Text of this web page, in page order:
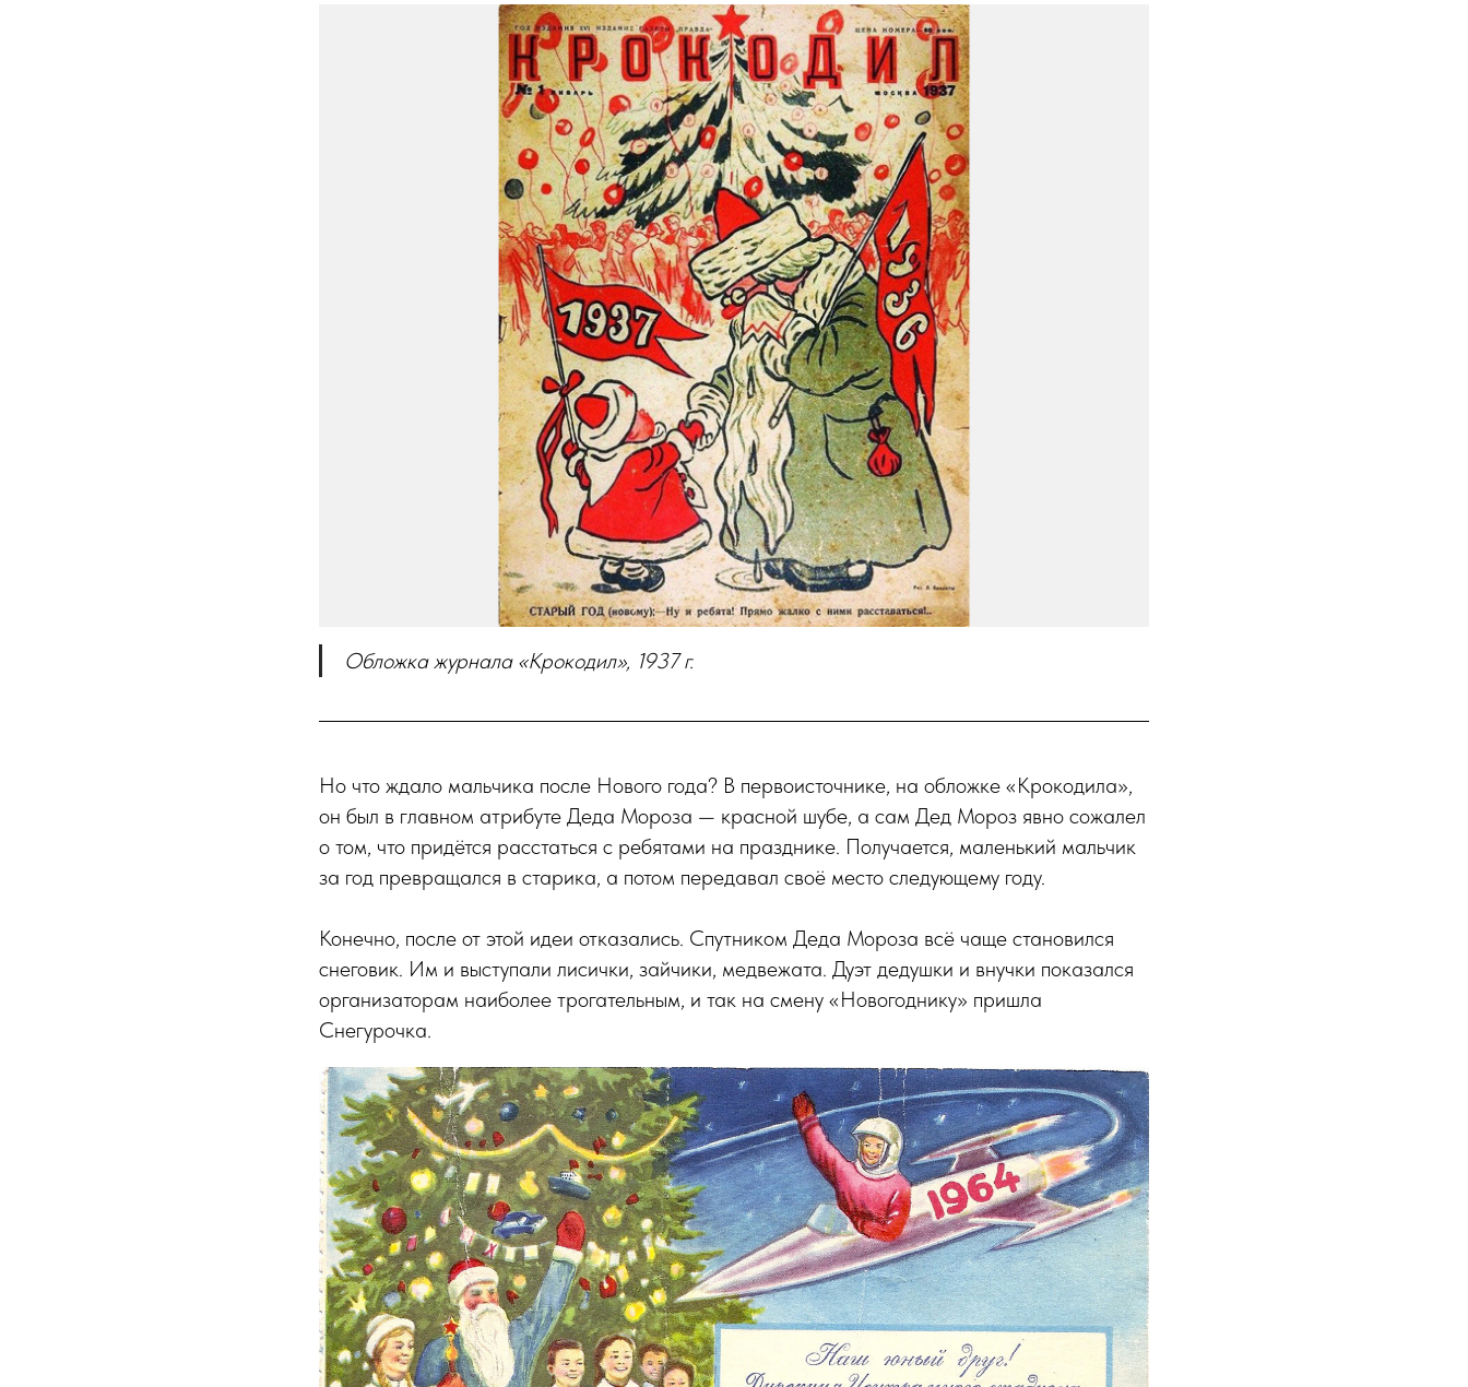
Обложка журнала «Крокодил», 1937 г.
Но что ждало мальчика после Нового года? В первоисточнике, на обложке «Крокодила»,
он был в главном атрибуте Деда Мороза — красной шубе, а сам Дед Мороз явно сожалел
о том, что придётся расстаться с ребятами на празднике. Получается, маленький мальчик
за год превращался в старика, а потом передавал своё место следующему году.
Конечно, после от этой идеи отказались. Спутником Деда Мороза всё чаще становился
снеговик. Им и выступали лисички, зайчики, медвежата. Дуэт дедушки и внучки показался
организаторам наиболее трогательным, и так на смену «Новогоднику» пришла
Снегурочка.